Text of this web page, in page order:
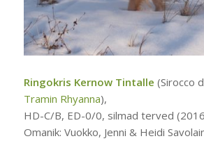
Ringokris Kernow Tintalle (Sirocco
Tramin Rhyanna),
HD-C/B, ED-0/0, silmad terved
Omanik: Vuokko, Jenni & Heidi